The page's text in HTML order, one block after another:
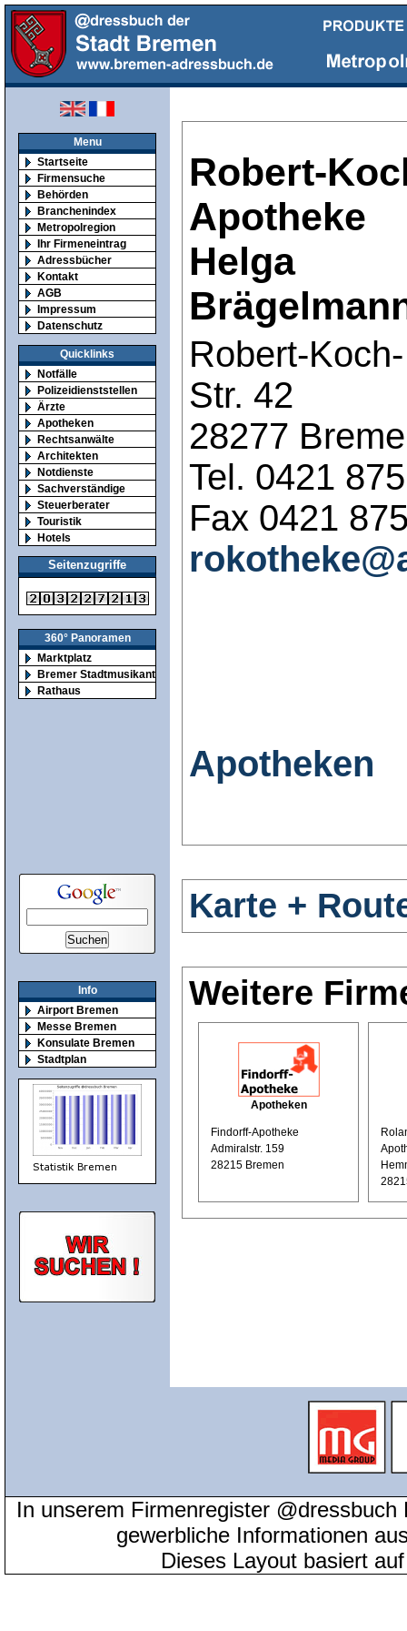
Menu
Startseite
Firmensuche
Behörden
Branchenindex
Metropolregion
Ihr Firmeneintrag
Adressbücher
Kontakt
AGB
Impressum
Datenschutz
Quicklinks
Notfälle
Polizeidienststellen
Ärzte
Apotheken
Rechtsanwälte
Architekten
Notdienste
Sachverständige
Steuerberater
Touristik
Hotels
Seitenzugriffe
360° Panoramen
Marktplatz
Bremer Stadtmusikanten
Rathaus
Info
Airport Bremen
Messe Bremen
Konsulate Bremen
Stadtplan
Robert-
Apotheke
Helga
Robert-Koch-
Str. 42
28277
Tel. 0421
Fax 0421
Apotheken
Karte +
Weitere
Apotheken
Findorff-Apotheke
Admiralstr. 159
28215 Bremen
In unserem Firmenregister
gewerbliche Informationen
Dieses Layout basiert